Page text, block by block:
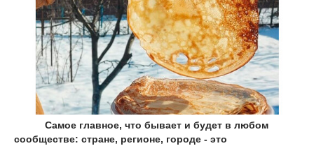
Самое главное, что бывает и будет в любом
сообществе: стране, регионе, городе - это